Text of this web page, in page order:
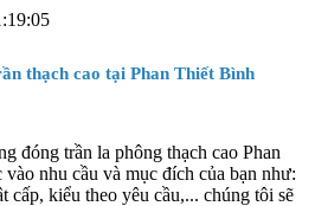
thạch cao tại Phan Thiết Bình
đóng trần la phông thạch cao Phan
nhu cầu và mục đích của bạn như:
cấp, kiểu theo yêu cầu,... chúng tôi sẽ